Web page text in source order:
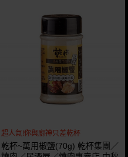
超人氣!你與廚神只差乾杯
乾杯~萬用椒鹽(70g) 乾杯集團／